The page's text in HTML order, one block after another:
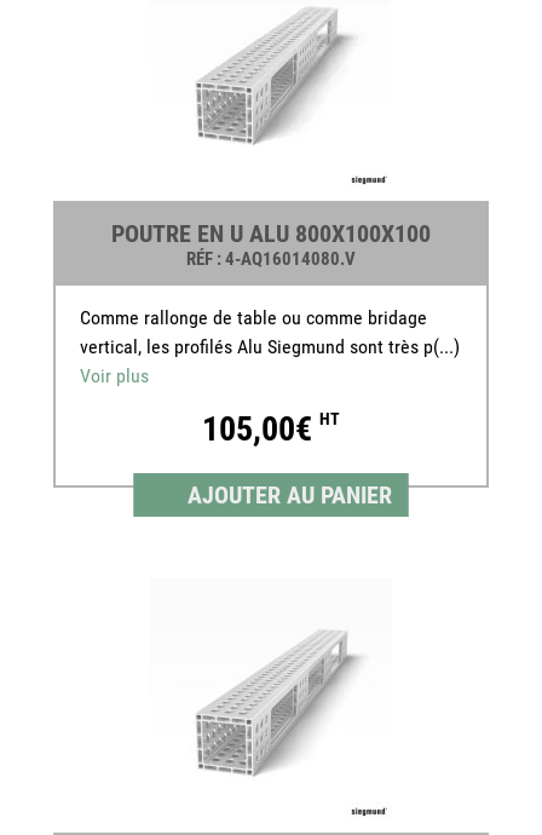
POUTRE EN U ALU 800X100X100
RÉF : 4-AQ16014080.V
Comme rallonge de table ou comme bridage
vertical, les profilés Alu Siegmund sont très p(...)
Voir plus
105,00€ HT
AJOUTER AU PANIER